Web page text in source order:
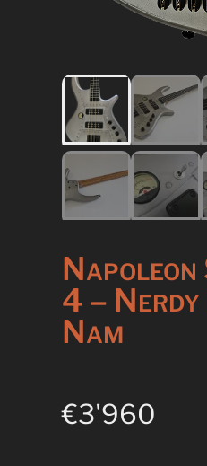
4 – Nerdy
Nam
€3'960